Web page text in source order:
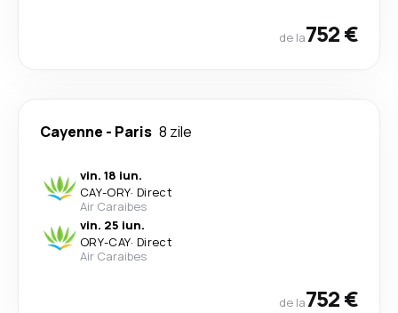
de la752 €
Cayenne - Paris 8 zile
vin. 18 iun.
CAY-ORY· Direct
Air Caraibes
vin. 25 iun.
ORY-CAY· Direct
Air Caraibes
de la752 €